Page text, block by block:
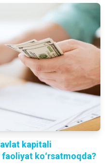
kapitali
koʻrsatmoqda?